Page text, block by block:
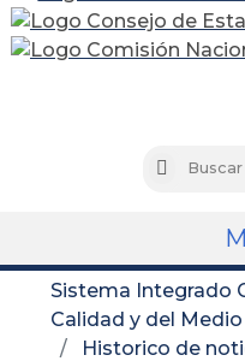
Buscar
Sistema Integrado
Calidad y del
Historico de